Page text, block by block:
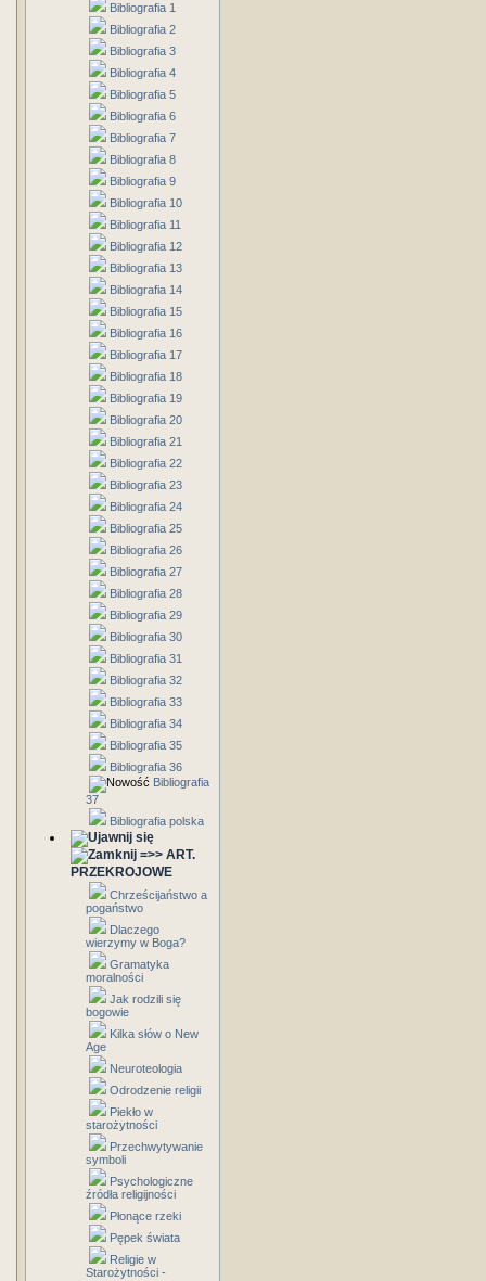
Bibliografia 1
Bibliografia 2
Bibliografia 3
Bibliografia 4
Bibliografia 5
Bibliografia 6
Bibliografia 7
Bibliografia 8
Bibliografia 9
Bibliografia 10
Bibliografia 11
Bibliografia 12
Bibliografia 13
Bibliografia 14
Bibliografia 15
Bibliografia 16
Bibliografia 17
Bibliografia 18
Bibliografia 19
Bibliografia 20
Bibliografia 21
Bibliografia 22
Bibliografia 23
Bibliografia 24
Bibliografia 25
Bibliografia 26
Bibliografia 27
Bibliografia 28
Bibliografia 29
Bibliografia 30
Bibliografia 31
Bibliografia 32
Bibliografia 33
Bibliografia 34
Bibliografia 35
Bibliografia 36
Bibliografia
37
Bibliografia polska
=>> ART.
PRZEKROJOWE
Chrześcijaństwo a
pogaństwo
Dlaczego
wierzymy w Boga?
Gramatyka
moralności
Jak rodzili się
bogowie
Kilka słów o New
Age
Neuroteologia
Odrodzenie religii
Piekło w
starożytności
Przechwytywanie
symboli
Psychologiczne
źródła religijności
Płonące rzeki
Pępek świata
Religie w
Starożytności -